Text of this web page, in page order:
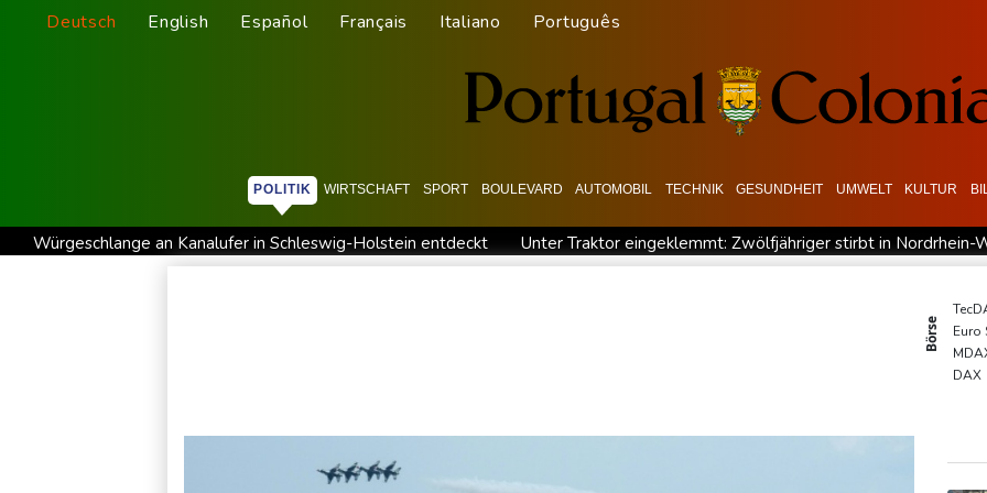
Deutsch English Español Français Italiano Português
POLITIK WIRTSCHAFT SPORT BOULEVARD AUTOMOBIL TECHNIK GESUNDHEIT UMWELT KULTUR
Würgeschlange an Kanalufer in Schleswig-Holstein entdeckt
Unter Traktor eingeklemmt: Zwölfjähriger stirbt in Nordrhein-
Nach Tod von 37-Jähriger in Hessen:
Ungenügender Schutz von Kindern: Meta muss in den USA 567 Millionen
WNBA: Toronto bleibt trotz starker
Börse
Euro
DAX